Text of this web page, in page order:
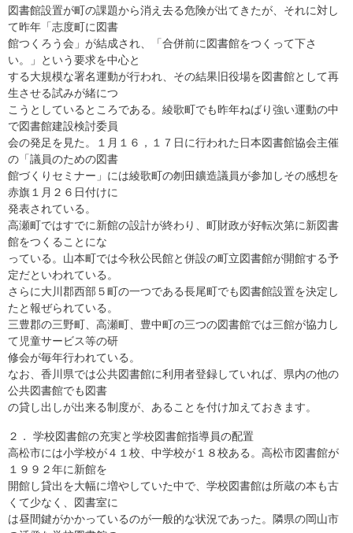
図書館設置が町の課題から消え去る危険が出てきたが、それに対し
て昨年「志度町に図書
館つくろう会」が結成され、「合併前に図書館をつくって下さ
い。」という要求を中心と
する大規模な署名運動が行われ、その結果旧役場を図書館として再
生させる試みが緒につ
こうとしているところである。綾歌町でも昨年ねばり強い運動の中
で図書館建設検討委員
会の発足を見た。１月１６，１７日に行われた日本図書館協会主催
の「議員のための図書
館づくりセミナー」には綾歌町の刎田鑛造議員が参加しその感想を
赤旗１月２６日付けに
発表されている。
高瀬町ではすでに新館の設計が終わり、町財政が好転次第に新図書
館をつくることにな
っている。山本町では今秋公民館と併設の町立図書館が開館する予
定だといわれている。
さらに大川郡西部５町の一つである長尾町でも図書館設置を決定し
たと報ぜられている。
三豊郡の三野町、高瀬町、豊中町の三つの図書館では三館が協力し
て児童サービス等の研
修会が毎年行われている。
なお、香川県では公共図書館に利用者登録していれば、県内の他の
公共図書館でも図書
の貸し出しが出来る制度が、あることを付け加えておきます。
２． 学校図書館の充実と学校図書館指導員の配置
高松市には小学校が４１校、中学校が１８校ある。高松市図書館が
１９９２年に新館を
開館し貸出を大幅に増やしていた中で、学校図書館は所蔵の本も古
くて少なく、図書室に
は昼間鍵がかかっているのが一般的な状況であった。隣県の岡山市